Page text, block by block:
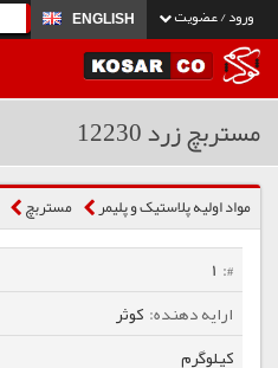
ورود / عضویت ENGLISH
مستربچ زرد 12230
مواد اولیه پلاستیک و پلیمر مستربچ
1
کوثر
کیلوگرم